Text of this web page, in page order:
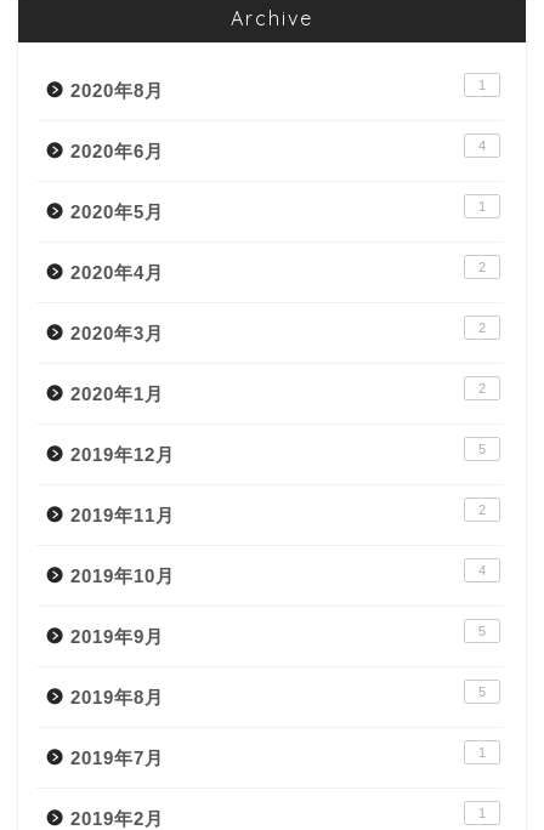
Archive
2020年8月 1
2020年6月 4
2020年5月 1
2020年4月 2
2020年3月 2
2020年1月 2
2019年12月 5
2019年11月 2
2019年10月 4
2019年9月 5
2019年8月 5
2019年7月 1
2019年2月 1